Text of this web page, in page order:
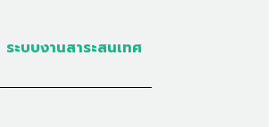
ระบบงานสาระสนเทศ